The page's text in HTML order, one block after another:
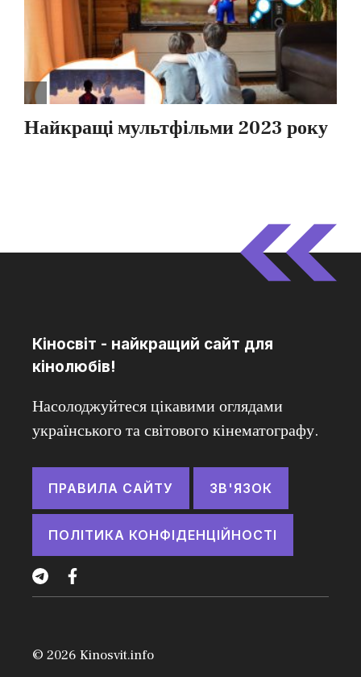
Кіносвіт - найкращий сайт для
кінолюбів!
Насолоджуйтеся цікавими оглядами
українського та світового кінематографу.
ПРАВИЛА САЙТУ ЗВ'ЯЗОК
ПОЛІТИКА КОНФІДЕНЦІЙНОСТІ
© 2026 Kinosvit.info